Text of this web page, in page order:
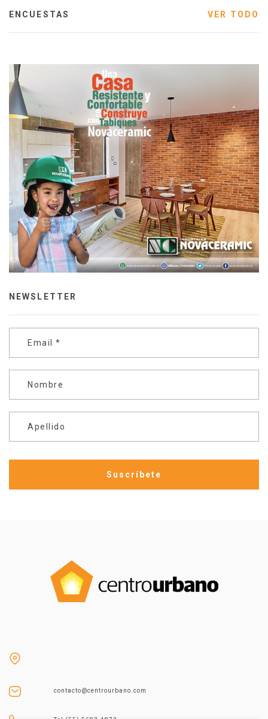
ENCUESTAS VER TODO
NEWSLETTER
Email *
Nombre
Apellido
contacto@centrourbano.com